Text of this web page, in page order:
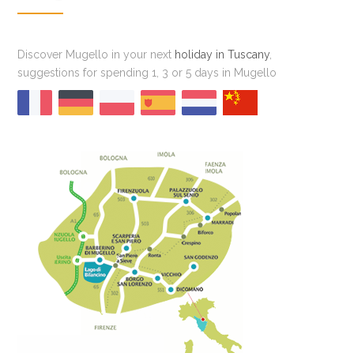
Discover Mugello in your next holiday in Tuscany
suggestions for spending 1, 3 or 5 days in Mugello